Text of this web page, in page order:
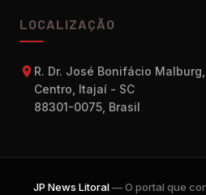
LOCALIZAÇÃO
R. Dr. José Bonifácio
Centro, Itajaí - SC
88301-0075, Brasil
JP News Litoral— O portal que